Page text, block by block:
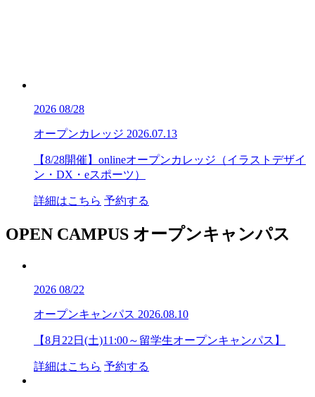
2026 08/28
オープンカレッジ 2026.07.13
【8/28開催】onlineオープンカレッジ（イラストデザイ
ン・DX・eスポーツ）
詳細はこちら 予約する
OPEN CAMPUS オープンキャンパス
2026 08/22
オープンキャンパス 2026.08.10
【8月22日(土)11:00～留学生オープンキャンパス】
詳細はこちら 予約する